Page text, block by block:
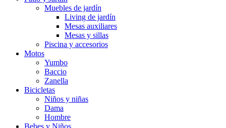
Muebles de jardín
Living de jardín
Mesas auxiliares
Mesas y sillas
Piscina y accesorios
Motos
Yumbo
Baccio
Zanella
Bicicletas
Niños y niñas
Dama
Hombre
Bebes y Niños